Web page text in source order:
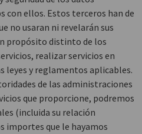
con ellos. Estos terceros han de
no usaran ni revelarán sus
propósito distinto de los
realizar servicios en
leyes y reglamentos aplicables.
de las administraciones
que proporcione, podremos
(incluida su relación
importes que le hayamos